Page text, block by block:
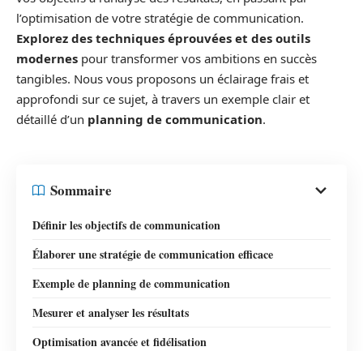
l’optimisation de votre stratégie de communication.
Explorez des techniques éprouvées et des outils
modernes pour transformer vos ambitions en succès
tangibles. Nous vous proposons un éclairage frais et
approfondi sur ce sujet, à travers un exemple clair et
détaillé d’un planning de communication.
Sommaire
Définir les objectifs de communication
Élaborer une stratégie de communication efficace
Exemple de planning de communication
Mesurer et analyser les résultats
Optimisation avancée et fidélisation